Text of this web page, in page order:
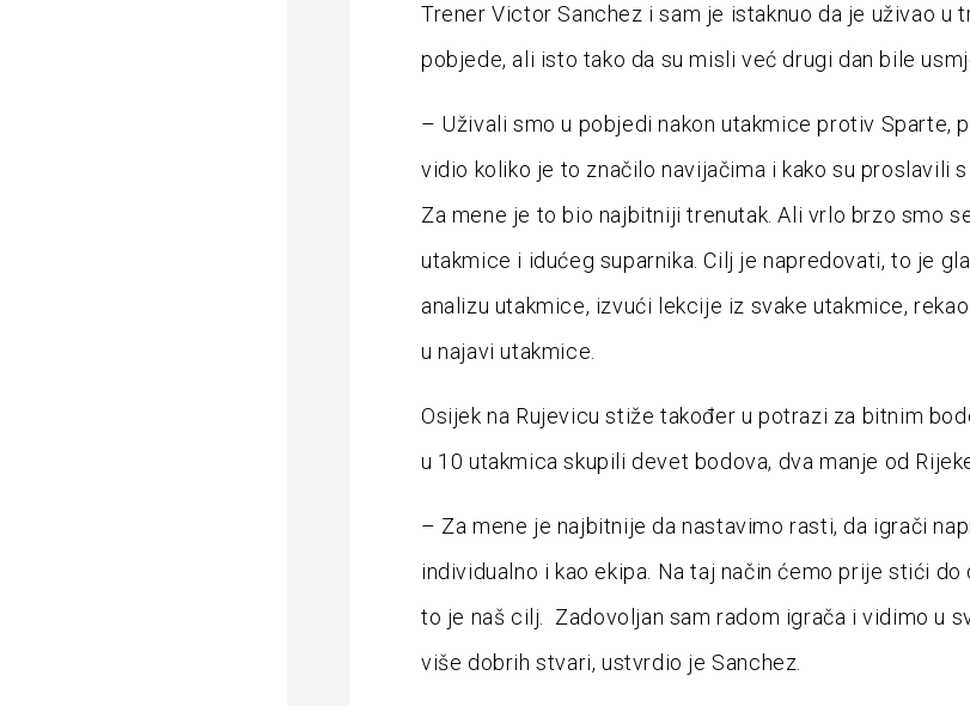
Trener Victor Sanchez i sam je istaknuo da je uživao u
pobjede, ali isto tako da su misli već drugi dan bile
– Uživali smo u pobjedi nakon utakmice protiv Sparte,
vidio koliko je to značilo navijačima i kako su proslavili s
Za mene je to bio najbitniji trenutak. Ali vrlo brzo smo
utakmice i idućeg suparnika. Cilj je napredovati, to je
analizu utakmice, izvući lekcije iz svake utakmice,
u najavi utakmice.
Osijek na Rujevicu stiže također u potrazi za bitnim
u 10 utakmica skupili devet bodova, dva manje od
– Za mene je najbitnije da nastavimo rasti, da igrači
individualno i kao ekipa. Na taj način ćemo prije stići do
to je naš cilj. Zadovoljan sam radom igrača i vidimo u
više dobrih stvari, ustvrdio je Sanchez.